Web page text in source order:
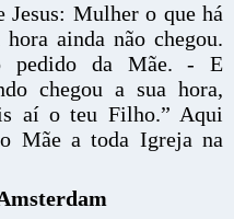
Jesus: Mulher o que há
ainda não chegou.
pedido da Mãe. - E
chegou a sua hora,
aí o teu Filho.” Aqui
Mãe a toda Igreja na